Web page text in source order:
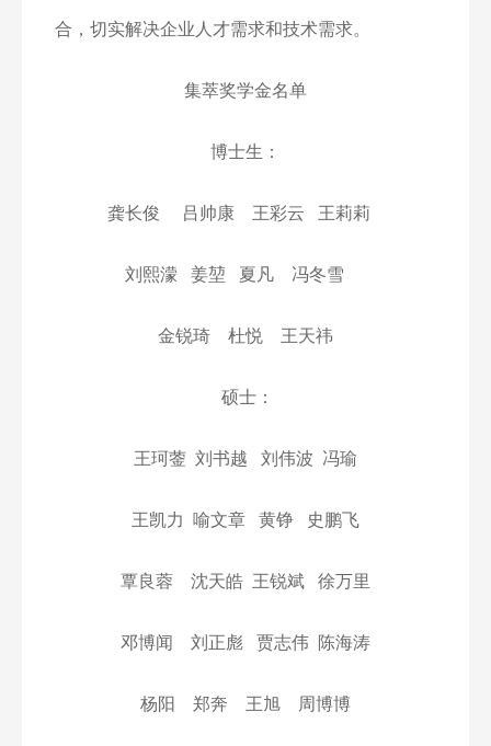
合，切实解决企业人才需求和技术需求。
集萃奖学金名单
博士生：
龚长俊 吕帅康 王彩云 王莉莉
刘熙濛 姜堃 夏凡 冯冬雪
金锐琦 杜悦 王天祎
硕士：
王珂蓥 刘书越 刘伟波 冯瑜
王凯力 喻文章 黄铮 史鹏飞
覃良蓉 沈天皓 王锐斌 徐万里
邓博闻 刘正彪 贾志伟 陈海涛
杨阳 郑奔 王旭 周博博